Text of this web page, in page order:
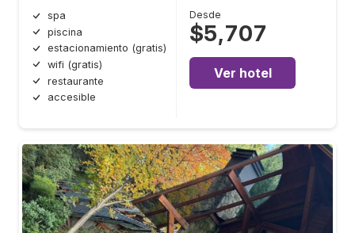
spa
piscina
estacionamiento (gratis)
wifi (gratis)
restaurante
accesible
Desde
$5,707
Ver hotel